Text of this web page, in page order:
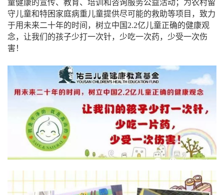
童健康的宣传、教育、培训和咨询服务公益活动；为农村留
守儿童和特困家庭病重儿童提供尽可能的救助等项目，致力
于用未来二十年的时间，树立中国2.2亿儿童正确的健康观
念，让我们的孩子少打一次针，少吃一次药，少受一次伤
害！